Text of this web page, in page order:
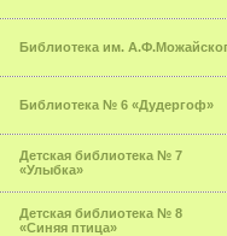
Библиотека им.
Библиотека № 6 «Дудергоф»
Детская библиотека № 7
«Улыбка»
Детская библиотека № 8
«Синяя птица»